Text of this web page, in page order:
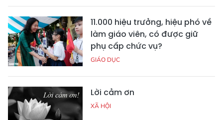
11.000 hiệu trưởng, hiệu phó về
làm giáo viên, có được giữ
phụ cấp chức vụ?
GIÁO DỤC
Lời cảm ơn
XÃ HỘI